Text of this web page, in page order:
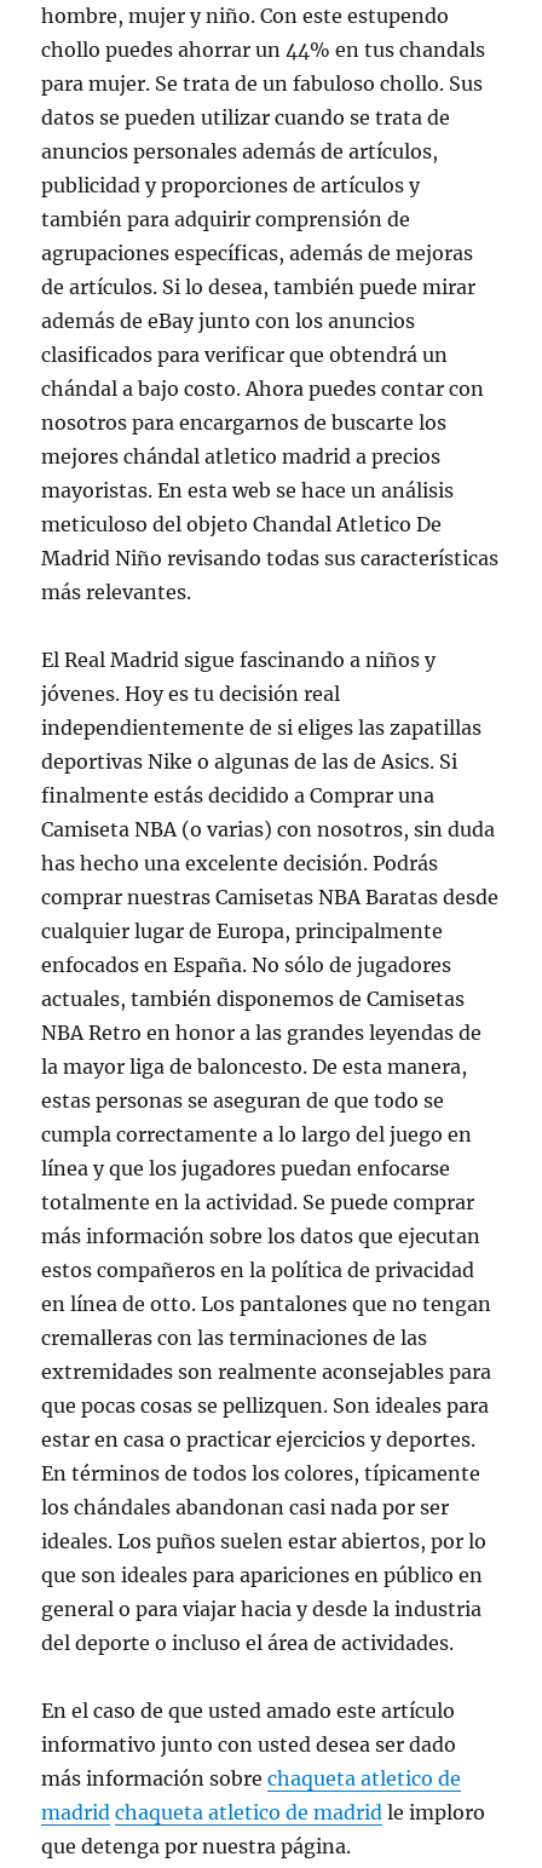
hombre, mujer y niño. Con este estupendo
chollo puedes ahorrar un 44% en tus chandals
para mujer. Se trata de un fabuloso chollo. Sus
datos se pueden utilizar cuando se trata de
anuncios personales además de artículos,
publicidad y proporciones de artículos y
también para adquirir comprensión de
agrupaciones específicas, además de mejoras
de artículos. Si lo desea, también puede mirar
además de eBay junto con los anuncios
clasificados para verificar que obtendrá un
chándal a bajo costo. Ahora puedes contar con
nosotros para encargarnos de buscarte los
mejores chándal atletico madrid a precios
mayoristas. En esta web se hace un análisis
meticuloso del objeto Chandal Atletico De
Madrid Niño revisando todas sus características
más relevantes.
El Real Madrid sigue fascinando a niños y
jóvenes. Hoy es tu decisión real
independientemente de si eliges las zapatillas
deportivas Nike o algunas de las de Asics. Si
finalmente estás decidido a Comprar una
Camiseta NBA (o varias) con nosotros, sin duda
has hecho una excelente decisión. Podrás
comprar nuestras Camisetas NBA Baratas desde
cualquier lugar de Europa, principalmente
enfocados en España. No sólo de jugadores
actuales, también disponemos de Camisetas
NBA Retro en honor a las grandes leyendas de
la mayor liga de baloncesto. De esta manera,
estas personas se aseguran de que todo se
cumpla correctamente a lo largo del juego en
línea y que los jugadores puedan enfocarse
totalmente en la actividad. Se puede comprar
más información sobre los datos que ejecutan
estos compañeros en la política de privacidad
en línea de otto. Los pantalones que no tengan
cremalleras con las terminaciones de las
extremidades son realmente aconsejables para
que pocas cosas se pellizquen. Son ideales para
estar en casa o practicar ejercicios y deportes.
En términos de todos los colores, típicamente
los chándales abandonan casi nada por ser
ideales. Los puños suelen estar abiertos, por lo
que son ideales para apariciones en público en
general o para viajar hacia y desde la industria
del deporte o incluso el área de actividades.
En el caso de que usted amado este artículo
informativo junto con usted desea ser dado
más información sobrechaqueta atletico de
madrid chaqueta atletico de madrid le imploro
que detenga por nuestra página.